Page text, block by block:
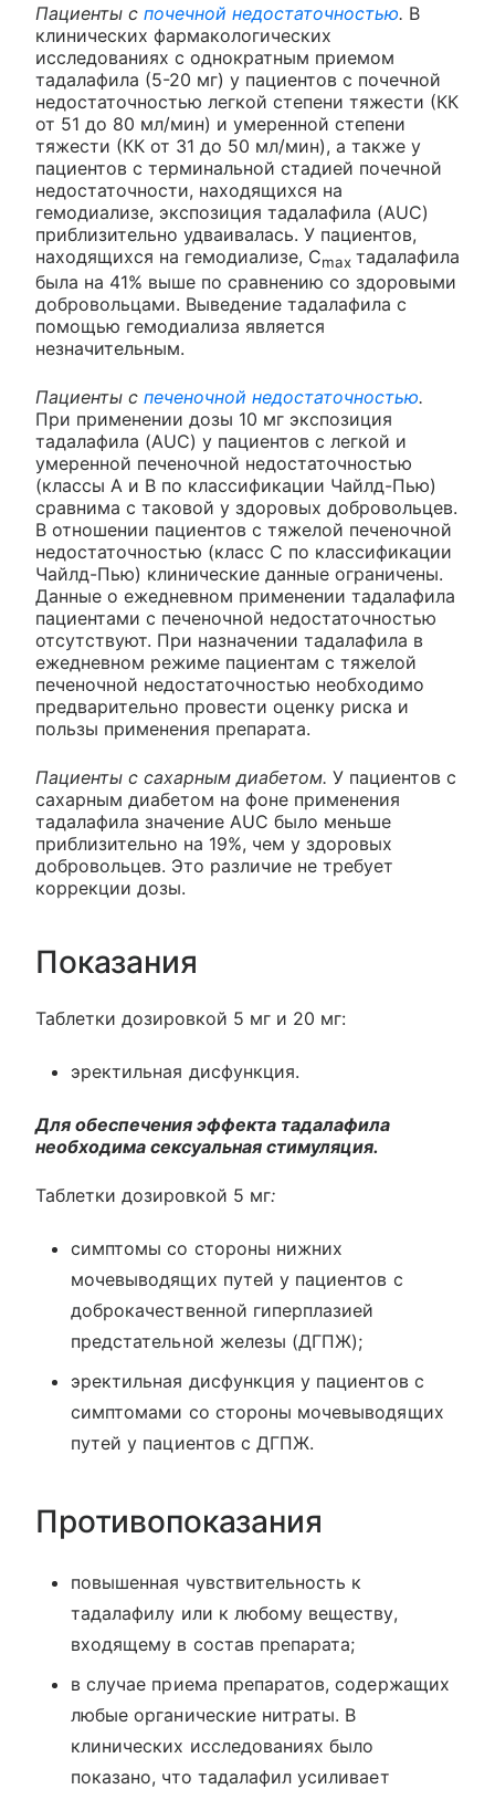
Пациенты с почечной недостаточностью. В
клинических фармакологических
исследованиях с однократным приемом
тадалафила (5-20 мг) у пациентов с почечной
недостаточностью легкой степени тяжести (КК
от 51 до 80 мл/мин) и умеренной степени
тяжести (КК от 31 до 50 мл/мин), а также у
пациентов с терминальной стадией почечной
недостаточности, находящихся на
гемодиализе, экспозиция тадалафила (AUC)
приблизительно удваивалась. У пациентов,
находящихся на гемодиализе, Сmax тадалафила
была на 41% выше по сравнению со здоровыми
добровольцами. Выведение тадалафила с
помощью гемодиализа является
незначительным.
Пациенты с печеночной недостаточностью.
При применении дозы 10 мг экспозиция
тадалафила (AUC) у пациентов с легкой и
умеренной печеночной недостаточностью
(классы А и В по классификации Чайлд-Пью)
сравнима с таковой у здоровых добровольцев.
В отношении пациентов с тяжелой печеночной
недостаточностью (класс С по классификации
Чайлд-Пью) клинические данные ограничены.
Данные о ежедневном применении тадалафила
пациентами с печеночной недостаточностью
отсутствуют. При назначении тадалафила в
ежедневном режиме пациентам с тяжелой
печеночной недостаточностью необходимо
предварительно провести оценку риска и
пользы применения препарата.
Пациенты с сахарным диабетом. У пациентов с
сахарным диабетом на фоне применения
тадалафила значение AUC было меньше
приблизительно на 19%, чем у здоровых
добровольцев. Это различие не требует
коррекции дозы.
Показания
Таблетки дозировкой 5 мг и 20 мг:
эректильная дисфункция.
Для обеспечения эффекта тадалафила
необходима сексуальная стимуляция.
Таблетки дозировкой 5 мг:
симптомы со стороны нижних
мочевыводящих путей у пациентов с
доброкачественной гиперплазией
предстательной железы (ДГПЖ);
эректильная дисфункция у пациентов с
симптомами со стороны мочевыводящих
путей у пациентов с ДГПЖ.
Противопоказания
повышенная чувствительность к
тадалафилу или к любому веществу,
входящему в состав препарата;
в случае приема препаратов, содержащих
любые органические нитраты. В
клинических исследованиях было
показано, что тадалафил усиливает